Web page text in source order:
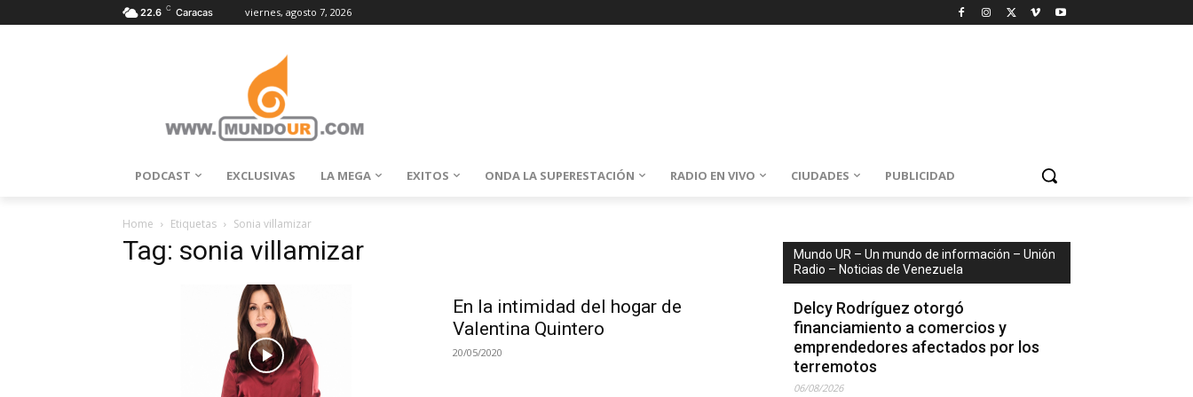
22.6 C Caracas viernes, agosto 7, 2026
PODCAST EXCLUSIVAS LA MEGA EXITOS ONDA LA SUPERESTACIÓN RADIO EN VIVO CIUDADES PUBLICIDAD
Home Etiquetas Sonia villamizar
Tag: sonia villamizar
En la intimidad del hogar de
Valentina Quintero
20/05/2020
Mundo UR – Un mundo de información – Unión
Radio – Noticias de Venezuela
Delcy Rodríguez otorgó
financiamiento a comercios y
emprendedores afectados por los
terremotos
06/08/2026